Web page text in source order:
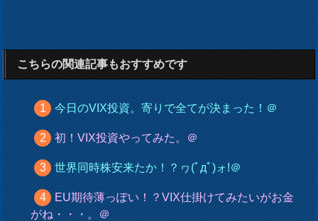
こちらの関連記事もおすすめです
今日のVIX投資。寄りで全てが決まった！＠
初！VIX投資やってみた。＠
世界同時株安来たか！？ヮ(ﾟдﾟ)ォ!＠
EU期待薄っぽい！？VIX仕掛けてみたいがお金
がね・・・。＠